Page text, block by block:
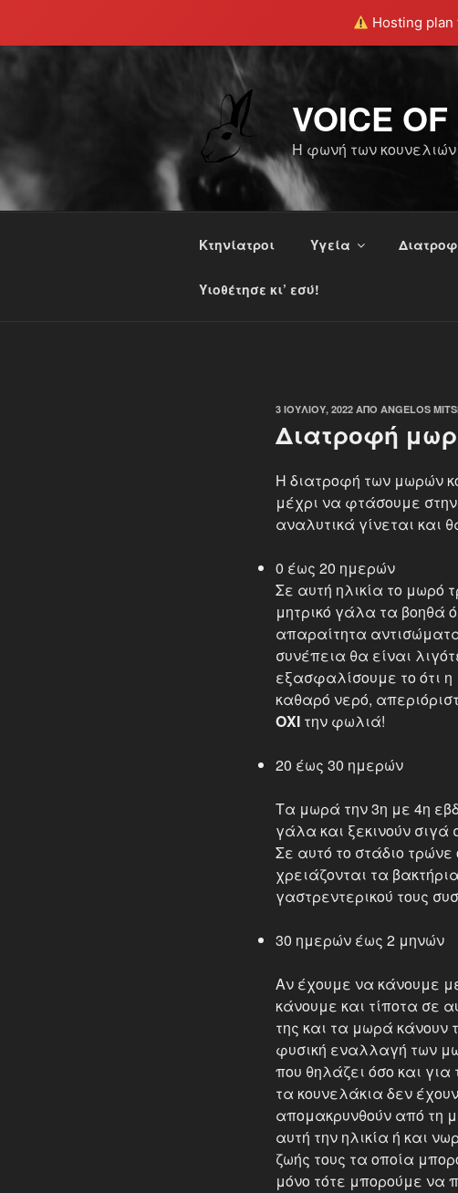
Hosting
Μετάβαση
στο
VOICE
Η φωνή των κουνελιών
Κτηνίατροι Υγεία
Υιοθέτησε κι’ εσύ!
ΔΗΜΟΣΙΕΎΤΗΚΕ
3 ΙΟΥΛΊΟΥ, 2022 ΑΠΌ ANGELOS
Διατροφή
Η διατροφή των μωρών
μέχρι να φτάσουμε στην
αναλυτικά γίνεται και
0 έως 20 ημερών
Σε αυτή ηλικία το μωρό
μητρικό γάλα τα βοηθά
απαραίτητα
συνέπεια θα είναι
εξασφαλίσουμε το ότι
καθαρό νερό,
ΟΧΙ την φωλιά!
20 έως 30 ημερών
Τα μωρά την 3η με 4η
γάλα και ξεκινούν
Σε αυτό το στάδιο
χρειάζονται τα
γαστρεντερικού τους
30 ημερών έως 2 μηνών
Αν έχουμε να κάνουμε
κάνουμε και τίποτα σε
της και τα μωρά κάνουν
φυσική εναλλαγή των
που θηλάζει όσο και
τα κουνελάκια δεν
απομακρυνθούν από τη
αυτή την ηλικία ή και
ζωής τους τα οποία
μόνο τότε μπορούμε να